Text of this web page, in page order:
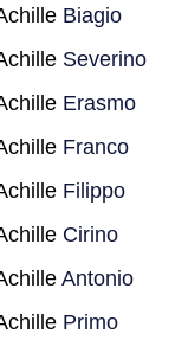
Biagio
Severino
Erasmo
Franco
Filippo
Cirino
Antonio
Primo